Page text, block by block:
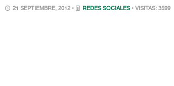
21 SEPTIEMBRE, 2012 • REDES SOCIALES • VISITAS: 3599